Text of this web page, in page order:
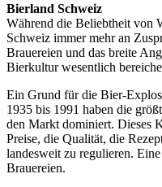
Bierland Schweiz
Während die Beliebtheit von
Schweiz immer mehr an
Brauereien und das breite
Bierkultur wesentlich
Ein Grund für die Bier-
1935 bis 1991 haben die
den Markt dominiert. Dieses
Preise, die Qualität, die
landesweit zu regulieren.
Brauereien.